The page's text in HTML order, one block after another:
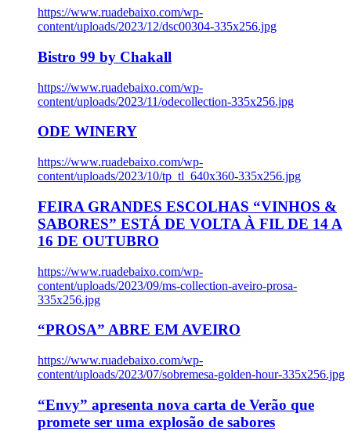
https://www.ruadebaixo.com/wp-
content/uploads/2023/12/dsc00304-335x256.jpg
Bistro 99 by Chakall
https://www.ruadebaixo.com/wp-
content/uploads/2023/11/odecollection-335x256.jpg
ODE WINERY
https://www.ruadebaixo.com/wp-
content/uploads/2023/10/tp_tl_640x360-335x256.jpg
FEIRA GRANDES ESCOLHAS “VINHOS &
SABORES” ESTÁ DE VOLTA À FIL DE 14 A
16 DE OUTUBRO
https://www.ruadebaixo.com/wp-
content/uploads/2023/09/ms-collection-aveiro-prosa-
335x256.jpg
“PROSA” ABRE EM AVEIRO
https://www.ruadebaixo.com/wp-
content/uploads/2023/07/sobremesa-golden-hour-335x256.jpg
“Envy” apresenta nova carta de Verão que
promete ser uma explosão de sabores